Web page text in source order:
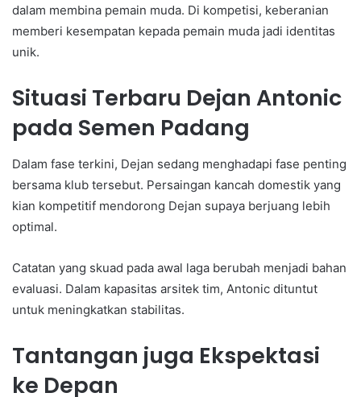
dalam membina pemain muda. Di kompetisi, keberanian
memberi kesempatan kepada pemain muda jadi identitas
unik.
Situasi Terbaru Dejan Antonic
pada Semen Padang
Dalam fase terkini, Dejan sedang menghadapi fase penting
bersama klub tersebut. Persaingan kancah domestik yang
kian kompetitif mendorong Dejan supaya berjuang lebih
optimal.
Catatan yang skuad pada awal laga berubah menjadi bahan
evaluasi. Dalam kapasitas arsitek tim, Antonic dituntut
untuk meningkatkan stabilitas.
Tantangan juga Ekspektasi
ke Depan